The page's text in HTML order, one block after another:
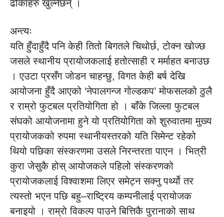
ढोकाहरु खुल्नेछन् ।
अन्त्यः
यति हुँदाहुँदै पनि केही तितो बिगतले चिथोर्छ, टोक्न खोज्छ
जसले स्थानीय प्रायोजकलाई हतोत्साही र मर्माहत बनाउछ
। एउटा प्रसँग जोडन चाहन्छु, विगत केही बर्ष देखि
आयोजना हुँदै आएको ‘नेपालगन्ज गोल्डकप’ मोफसलको ठुलै
र राम्रो फुटबल प्रतियोगिता हो । बाँके जिल्ला फुटबल
संघको आयोजनामा हुने यो प्रतियोगिता को शुरुवातमा मुख्य
प्रायोजकको रुपमा स्थानीयस्तरको यति सिमेन्ट रहेको
थियो पछिका संस्करणमा उसले निरन्तरता पाएन । भित्री
कुरा जेसुकै होस् आयोजकले पहिलो संस्करणको
प्रायोजकलाई विश्वाशमा लिएर समेट्न सक्नु पर्थ्यो तर
त्यस्तो भएन पछि बहु–राष्ट्रिय कम्पनीलाई प्रायोजक
बनाइयो । राम्रो विकल्प पाउने बित्तिकै पुरानाको साथ